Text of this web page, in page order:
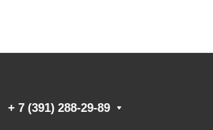
+ 7 (391) 288-29-89